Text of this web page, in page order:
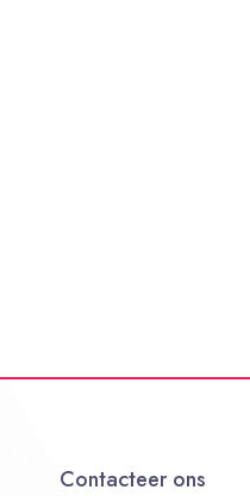
Contacteer ons